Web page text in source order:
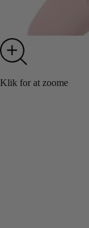
Klik for at zoome